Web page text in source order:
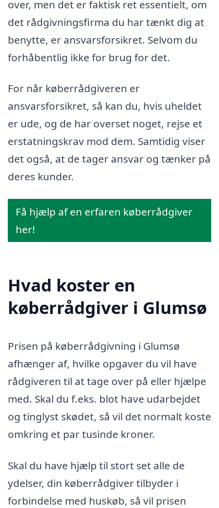
over, men det er faktisk ret essentielt, om
det rådgivningsfirma du har tænkt dig at
benytte, er ansvarsforsikret. Selvom du
forhåbentlig ikke for brug for det.
For når køberrådgiveren er
ansvarsforsikret, så kan du, hvis uheldet
er ude, og de har overset noget, rejse et
erstatningskrav mod dem. Samtidig viser
det også, at de tager ansvar og tænker på
deres kunder.
Få hjælp af en erfaren køberrådgiver
her!
Hvad koster en
køberrådgiver i Glumsø
Prisen på køberrådgivning i Glumsø
afhænger af, hvilke opgaver du vil have
rådgiveren til at tage over på eller hjælpe
med. Skal du f.eks. blot have udarbejdet
og tinglyst skødet, så vil det normalt koste
omkring et par tusinde kroner.
Skal du have hjælp til stort set alle de
ydelser, din køberrådgiver tilbyder i
forbindelse med huskøb, så vil prisen